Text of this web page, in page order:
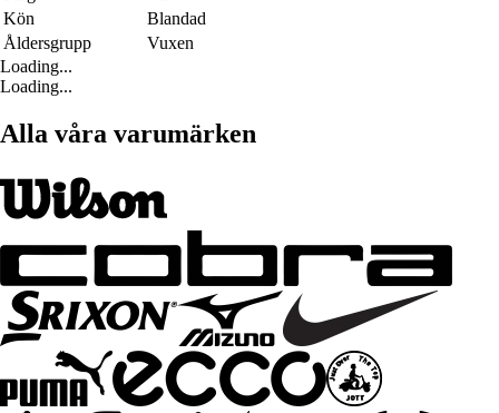
Kön
Blandad
Åldersgrupp
Vuxen
Loading...
Loading...
Alla våra varumärken